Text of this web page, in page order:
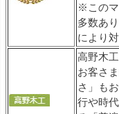
※このマ
多数あ
により
高野木
お客さ
さ」も
行や時